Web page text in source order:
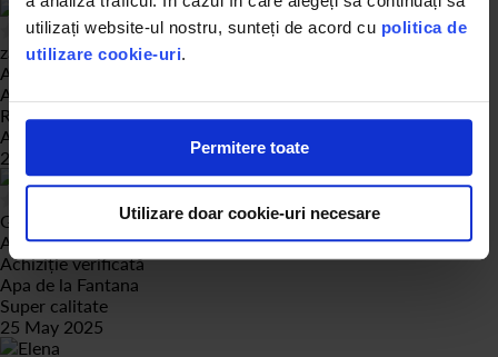
utilizați website-ul nostru, sunteți de acord cu politica de
utilizare cookie-uri.
Permitere toate
Utilizare doar cookie-uri necesare
100% of100
zaharia
Achiziție verificată
Achiziție verificată
Review
Apa e f buna
25 May 2025
Giumanca
Achiziție verificată
Achiziție verificată
Apa de la Fantana
Super calitate
25 May 2025